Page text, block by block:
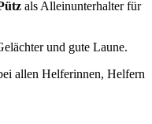
als Alleinunterhalter für
und gute Laune.
allen Helferinnen, Helfern